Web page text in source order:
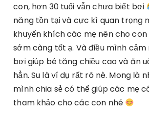
con, hơn 30 tuổi vẫn chưa biết bơi
năng tồn tại và cực kì quan trọng
khuyến khích các mẹ nên cho
sớm càng tốt ạ. Và điều mình cảm
bơi giúp bé tăng chiều cao và ăn
hẳn. Su là ví dụ rất rõ nè. Mong là
mình chia sẻ có thể giúp các mẹ
tham khảo cho các con nhé